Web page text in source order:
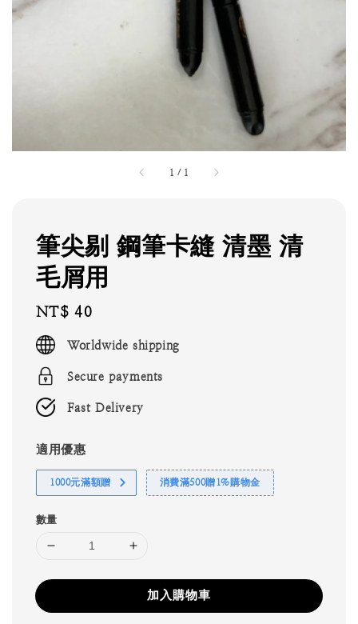
1 / 1
筆尖剔 鋼筆卡縫 清墨 清
毛屑用
Regular
price
NT$ 40
Worldwide shipping
Secure payments
Fast Delivery
適用優惠
1000元滿額贈 消費滿500贈1%購物金
數量
加入購物車